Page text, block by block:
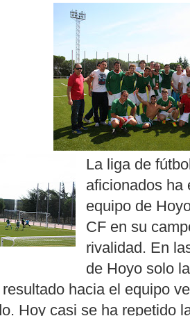
La liga de
aficionados ha
equipo de
CF en su
rivalidad. En
de Hoyo solo
hacia el equipo
Hoy casi se ha repetido